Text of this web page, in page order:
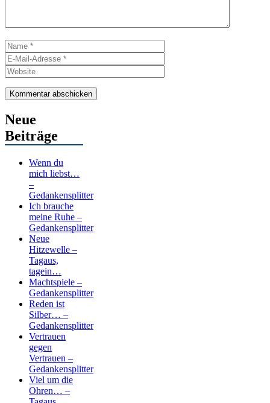
Name
Mail-
Adresse
Neue
Beiträge
Wenn du
mich liebst…
–
Gedankensplitter
Ich brauche
meine Ruhe –
Gedankensplitter
Neue
Hitzewelle –
Tagaus,
tagein…
Machtspiele –
Gedankensplitter
Reden ist
Silber… –
Gedankensplitter
Vertrauen
gegen
Vertrauen –
Gedankensplitter
Viel um die
Ohren… –